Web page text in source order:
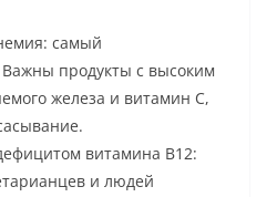
самый
продукты с высоким
железа и витамин C,
витамина B12:
и людей